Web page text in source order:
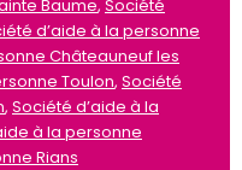
Baume, Société
d’aide à la personne
Châteauneuf les
Toulon, Société
, Société d’aide à la
à la personne
Rians